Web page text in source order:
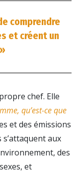
comprendre
et créent un
chef. Elle
qu’est-ce que
et des émissions
s’attaquent aux
des
et